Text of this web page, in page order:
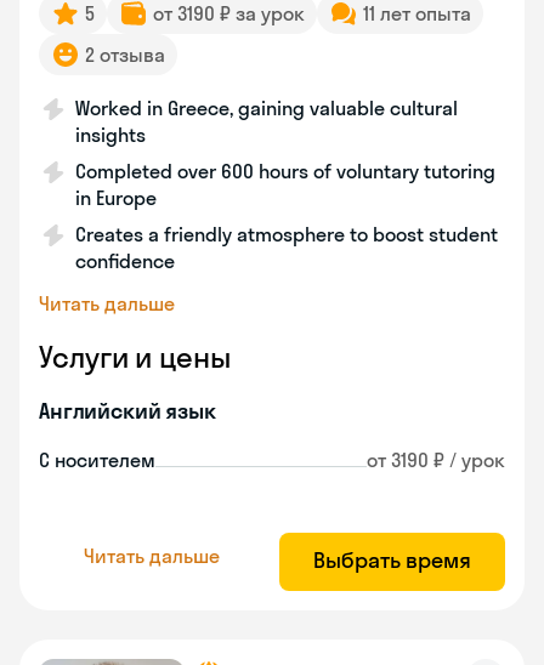
5 от 3190 ₽ за урок
11 лет опыта
2 отзыва
Worked in Greece, gaining valuable cultural
insights
Completed over 600 hours of voluntary tutoring
in Europe
Creates a friendly atmosphere to boost student
confidence
Читать дальше
Услуги и цены
Английский язык
С носителем от 3190 ₽ / урок
Читать дальше Выбрать время